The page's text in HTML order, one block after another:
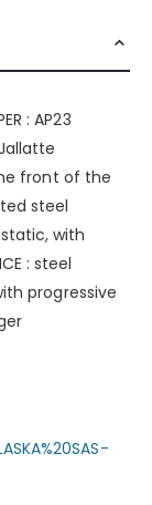
: AP23
front of the
steel
with
: steel
progressive